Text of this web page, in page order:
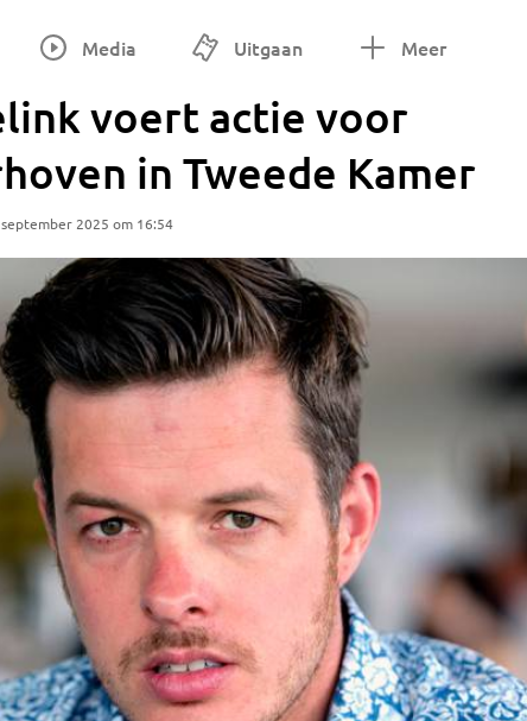
Media Uitgaan Meer
voert actie voor
in Tweede Kamer
2025 om 16:54